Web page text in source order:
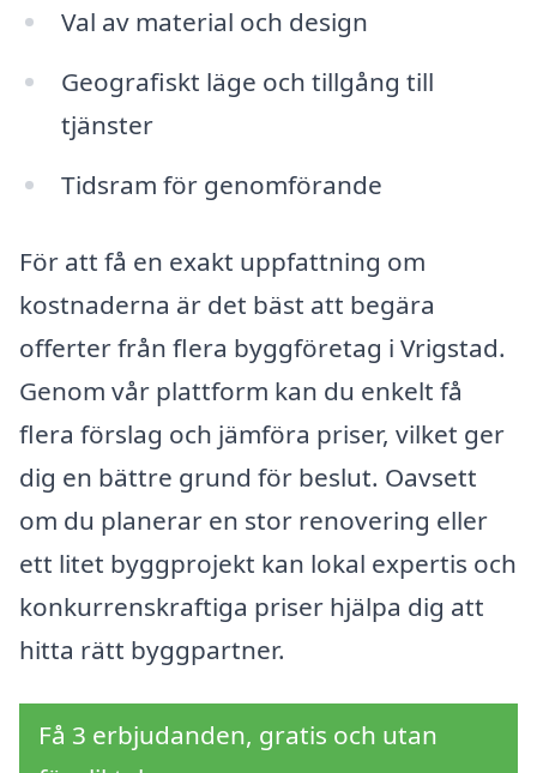
Val av material och design
Geografiskt läge och tillgång till
tjänster
Tidsram för genomförande
För att få en exakt uppfattning om
kostnaderna är det bäst att begära
offerter från flera byggföretag i Vrigstad.
Genom vår plattform kan du enkelt få
flera förslag och jämföra priser, vilket ger
dig en bättre grund för beslut. Oavsett
om du planerar en stor renovering eller
ett litet byggprojekt kan lokal expertis och
konkurrenskraftiga priser hjälpa dig att
hitta rätt byggpartner.
Få 3 erbjudanden, gratis och utan